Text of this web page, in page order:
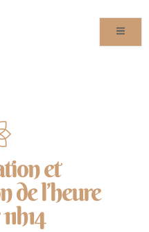
et
l’heure